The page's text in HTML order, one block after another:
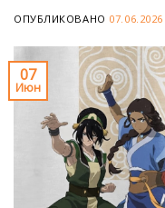
ОПУБЛИКОВАНО
07
Июн